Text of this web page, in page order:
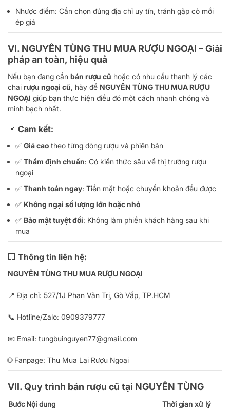
Nhược điểm: Cần chọn đúng địa chỉ uy tín, tránh gặp cò mồi
ép giá
VI. NGUYÊN TÙNG THU MUA RƯỢU NGOẠI – Giải
pháp an toàn, hiệu quả
Nếu bạn đang cần bán rượu cũ hoặc có nhu cầu thanh lý các
chai rượu ngoại cũ, hãy để NGUYÊN TÙNG THU MUA RƯỢU
NGOẠI giúp bạn thực hiện điều đó một cách nhanh chóng và
minh bạch nhất.
📌 Cam kết:
✅ Giá cao theo từng dòng rượu và phiên bản
✅ Thẩm định chuẩn: Có kiến thức sâu về thị trường rượu
ngoại
✅ Thanh toán ngay: Tiền mặt hoặc chuyển khoản đều được
✅ Không ngại số lượng lớn hoặc nhỏ
✅ Bảo mật tuyệt đối: Không làm phiền khách hàng sau khi
mua
🏢 Thông tin liên hệ:
NGUYÊN TÙNG THU MUA RƯỢU NGOẠI
📍 Địa chỉ: 527/1J Phan Văn Trị, Gò Vấp, TP.HCM
📞 Hotline/Zalo: 0909379777
📧 Email: tungbuinguyen77@gmail.com
🌐 Fanpage: Thu Mua Lại Rượu Ngoại
VII.Quy trình bán rượu cũ tại NGUYÊN TÙNG
BướcNội dung
Thời gian xử lý